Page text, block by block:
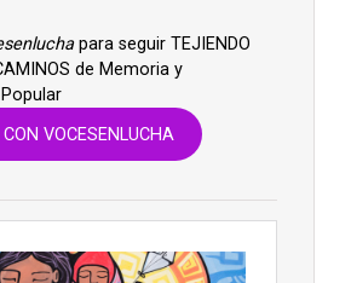
para seguir TEJIENDO
de Memoria y
VOCESENLUCHA